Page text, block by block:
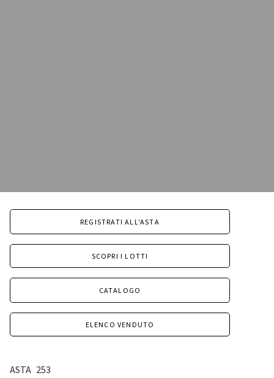
REGISTRATI ALL'ASTA
SCOPRI I LOTTI
CATALOGO
ELENCO VENDUTO
ASTA 253